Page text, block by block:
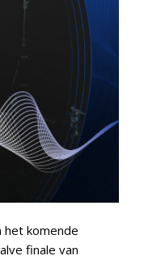
het komende
finale van